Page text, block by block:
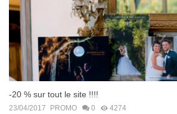
-20 % sur tout le site !!!!
23/04/2017 PROMO 0 4274